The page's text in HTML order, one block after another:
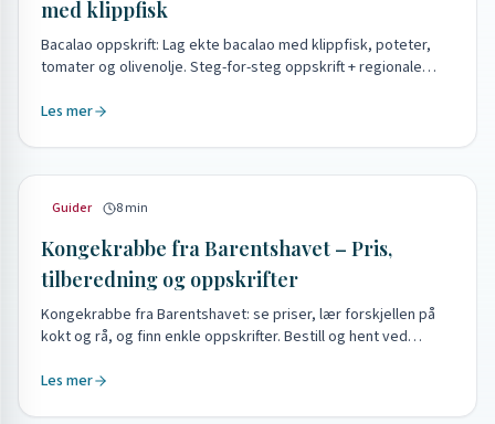
med klippfisk
Bacalao oppskrift: Lag ekte bacalao med klippfisk, poteter,
tomater og olivenolje. Steg-for-steg oppskrift + regionale
Les mer
Guider 8min
Kongekrabbe fra Barentshavet – Pris,
tilberedning og oppskrifter
Kongekrabbe fra Barentshavet: se priser, lær forskjellen på
kokt og rå, og finn enkle oppskrifter. Bestill og hent ved
Les mer